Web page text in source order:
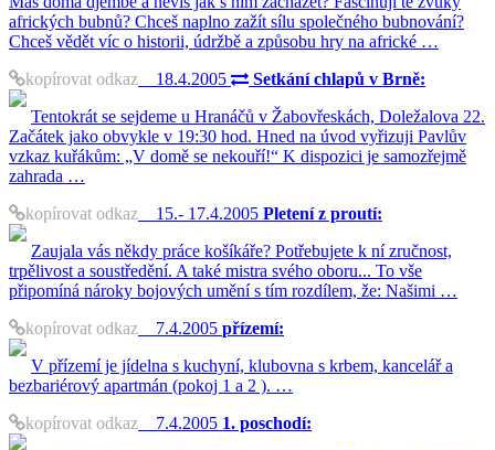
afrických bubnů? Chceš naplno zažít sílu společného bubnování?
Chceš vědět víc o historii, údržbě a způsobu hry na africké …
kopírovat odkaz 18.4.2005
Setkání chlapů v Brně:
Tentokrát se sejdeme u Hranáčů v Žabovřeskách, Doležalova 22.
Začátek jako obvykle v 19:30 hod. Hned na úvod vyřizuji Pavlův
vzkaz kuřákům: „V domě se nekouří!“ K dispozici je samozřejmě
zahrada …
kopírovat odkaz 15.- 17.4.2005 Pletení z proutí:
Zaujala vás někdy práce košíkáře? Potřebujete k ní zručnost,
trpělivost a soustředění. A také mistra svého oboru... To vše
připomíná nároky bojových umění s tím rozdílem, že: Našimi …
kopírovat odkaz 7.4.2005 přízemí:
V přízemí je jídelna s kuchyní, klubovna s krbem, kancelář a
bezbariérový apartmán (pokoj 1 a 2 ). …
kopírovat odkaz 7.4.2005 1. poschodí: